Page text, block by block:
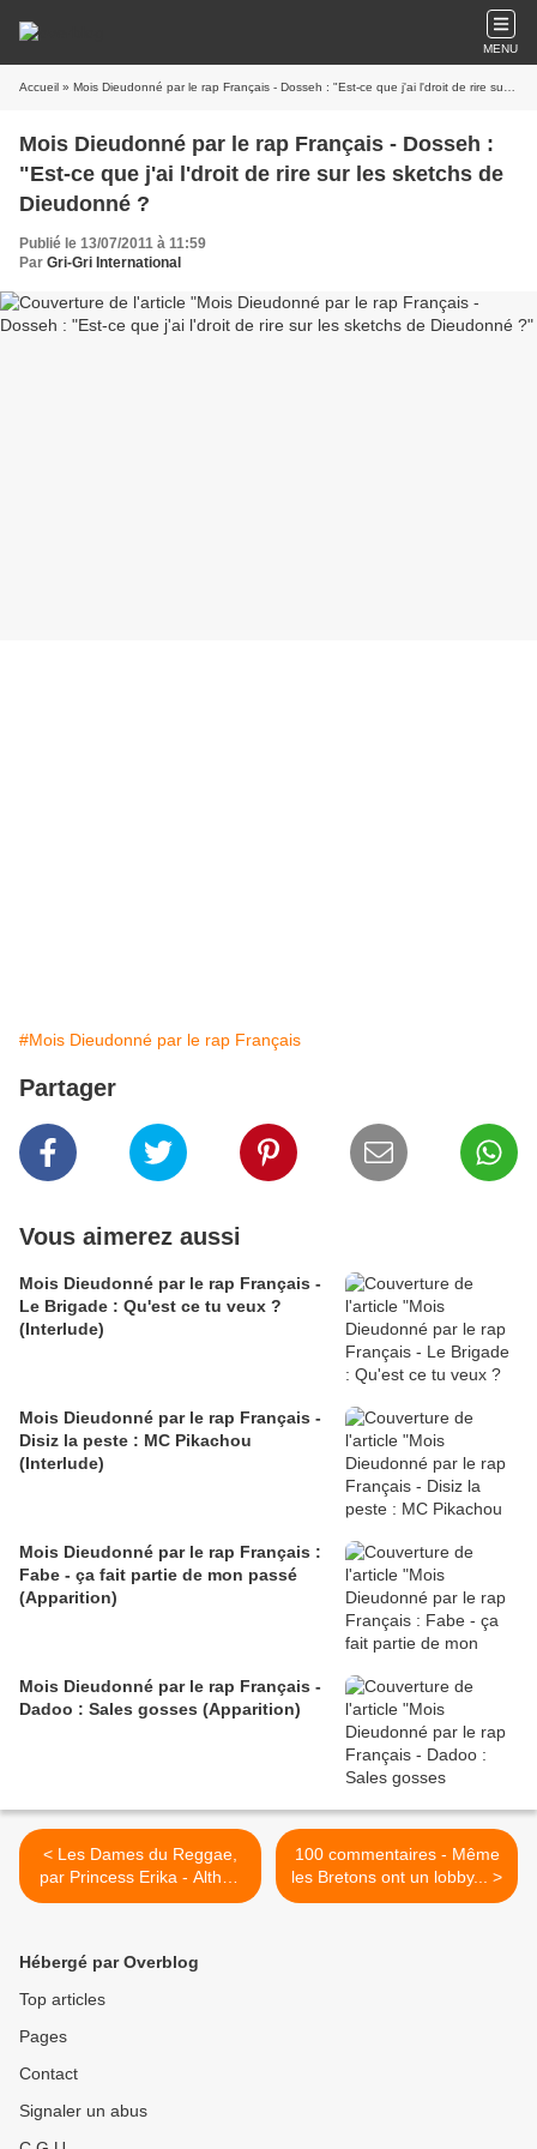
MENU
Accueil » Mois Dieudonné par le rap Français - Dosseh : "Est-ce que j'ai l'droit de rire sur les sketchs de Dieudonné ?
Mois Dieudonné par le rap Français - Dosseh :
"Est-ce que j'ai l'droit de rire sur les sketchs de
Dieudonné ?
Publié le 13/07/2011 à 11:59
Par Gri-Gri International
#Mois Dieudonné par le rap Français
Partager
Vous aimerez aussi
Mois Dieudonné par le rap Français -
Le Brigade : Qu'est ce tu veux ?
(Interlude)
Mois Dieudonné par le rap Français -
Disiz la peste : MC Pikachou
(Interlude)
Mois Dieudonné par le rap Français :
Fabe - ça fait partie de mon passé
(Apparition)
Mois Dieudonné par le rap Français -
Dadoo : Sales gosses (Apparition)
< Les Dames du Reggae,
par Princess Erika - Althéa
et Donna - “Uptown Top
100 commentaires - Même
les Bretons ont un lobby... >
Hébergé par Overblog
Top articles
Pages
Contact
Signaler un abus